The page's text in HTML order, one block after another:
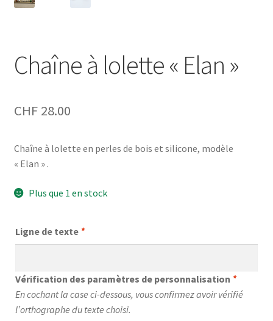
Chaîne à lolette « Elan »
CHF28.00
Chaîne à lolette en perles de bois et silicone, modèle
« Elan » .
Plus que 1 en stock
Ligne de texte *
Vérification des paramètres de personnalisation *
En cochant la case ci-dessous, vous confirmez avoir vérifié
l’orthographe du texte choisi.